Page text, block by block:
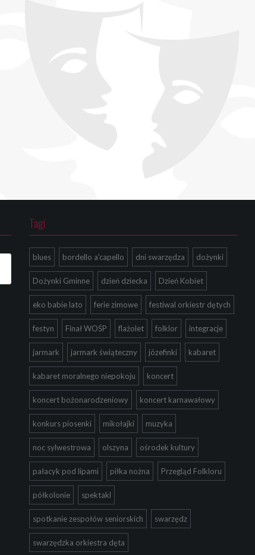
Tagi
blues bordello a'capello dni swarzędza dożynki
Dożynki Gminne dzień dziecka Dzień Kobiet
eko babie lato ferie zimowe festiwal orkiestr dętych
festyn Finał WOŚP flażolet folklor integracje
jarmark jarmark świąteczny józefinki kabaret
kabaret moralnego niepokoju koncert
koncert bożonarodzeniowy koncert karnawałowy
konkurs piosenki mikołajki muzyka
noc sylwestrowa olszyna ośrodek kultury
pałacyk pod lipami piłka nożna Przegląd Folkloru
półkolonie spektakl
spotkanie zespołów seniorskich swarzędz
swarzędzka orkiestra dęta